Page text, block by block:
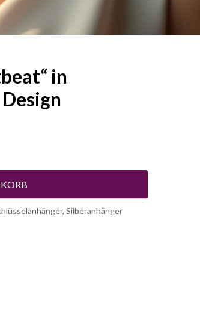
in
,Silberanhänger